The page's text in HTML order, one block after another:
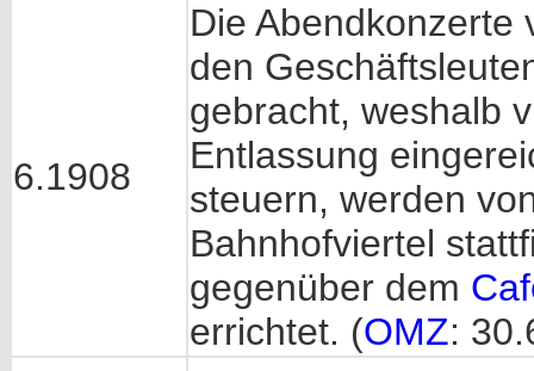
6.1908
Die Abendkonzerte
den
gebracht, weshalb
Entlassung
steuern, werden
Bahnhofviertel
gegenüber dem
errichtet. (OMZ: